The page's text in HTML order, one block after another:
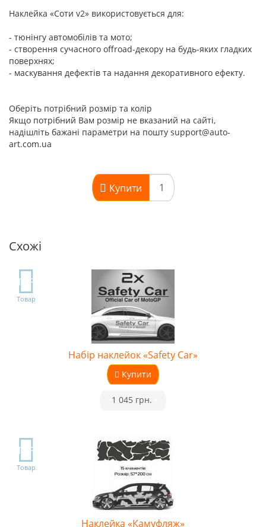
Наклейка «Соти v2» використовується для:
- тюнінгу автомобілів та мото;
- створення сучасного offroad-декору на будь-яких гладких
поверхнях;
- маскування дефектів та надання декоративного ефекту.
Оберіть потрібний розмір та колір
Якщо потрібний Вам розмір не вказаний на сайті,
надішліть бажані параметри на пошту support@auto-
art.com.ua
Купити
Схожі
TOP
Товар
Набір наклейок «Safety Car»
Купити
1 045 грн.
TOP
Товар
Наклейка «Камуфляж»